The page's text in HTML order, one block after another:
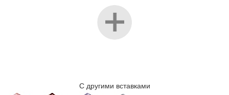
С другими вставками